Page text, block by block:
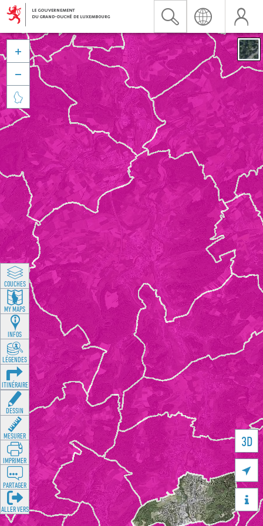
3D





COUCHES
MY MAPS
INFOS
LÉGENDES
ITINÉRAIRE
DESSIN
MESURER
IMPRIMER
PARTAGER
ALLER VERS